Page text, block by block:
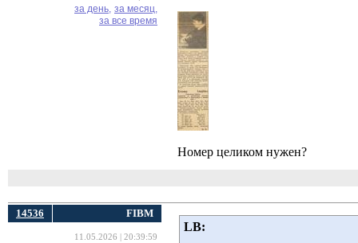
за день, за месяц,
за все время
Номер целиком нужен?
14536 FIBM
11.05.2026 | 20:39:59
LB: